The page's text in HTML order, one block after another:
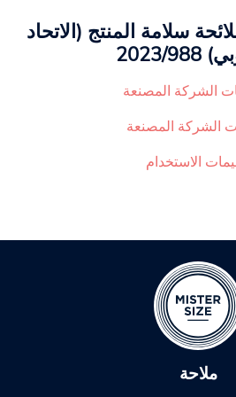
سلامة المنتج (الاتحاد
988
الشركة المصنعة
الشركة المصنعة
الاستخدام
ملاحة